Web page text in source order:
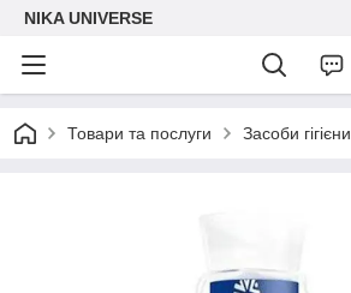
NIKA UNIVERSE
Товари та послуги Засоби гігієни